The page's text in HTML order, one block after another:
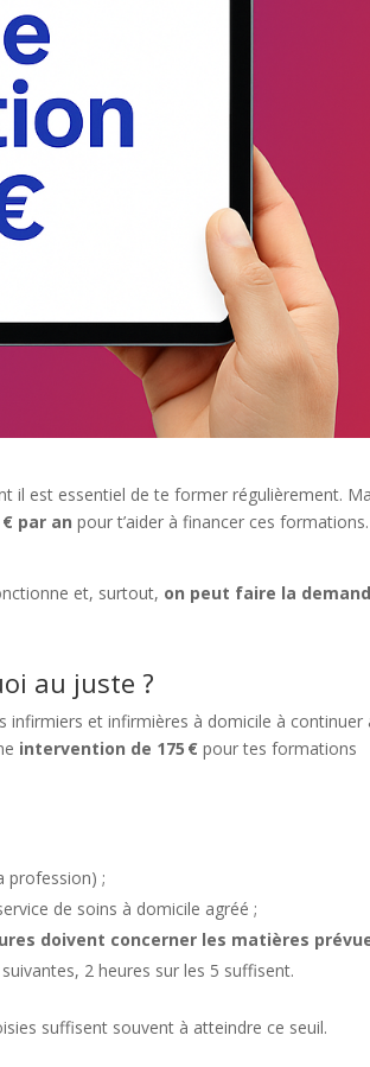
il est essentiel de te former régulièrement.
€ par an pour t’aider à financer ces
et, surtout, on peut faire la
au juste ?
infirmiers et infirmières à domicile à continuer
intervention de 175 € pour tes formations
profession) ;
de soins à domicile agréé ;
doivent concerner les matières
2 heures sur les 5 suffisent.
suffisent souvent à atteindre ce seuil.